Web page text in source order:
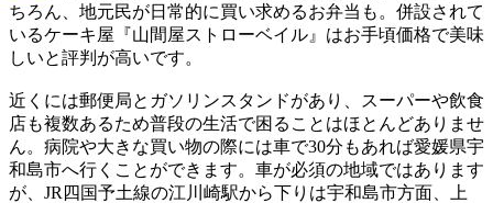
ちろん、地元民が日常的に買い求めるお弁当も。併設されて
いるケーキ屋『山間屋ストローベイル』はお手頃価格で美味
しいと評判が高いです。
近くには郵便局とガソリンスタンドがあり、スーパーや飲食
店も複数あるため普段の生活で困ることはほとんどありませ
ん。病院や大きな買い物の際には車で30分もあれば愛媛県宇
和島市へ行くことができます。車が必須の地域ではあります
が、JR四国予土線の江川崎駅から下りは宇和島市方面、上